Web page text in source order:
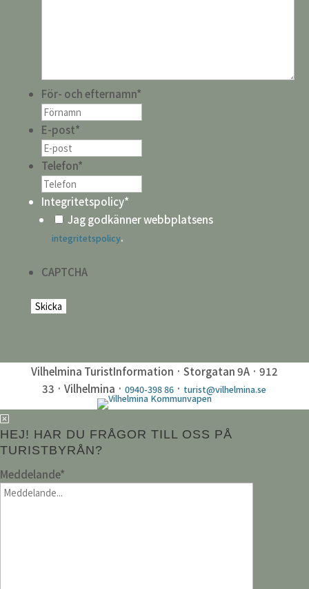
För- och efternamn*
E-post*
Telefon*
Integritetspolicy*
Jag godkänner webbplatsens
integritetspolicy.
CAPTCHA
Vilhelmina TuristInformation · Storgatan 9A · 912
33 · Vilhelmina ·0940-398 86 · turist@vilhelmina.se
HEJ! HAR DU FRÅGOR TILL OSS PÅ
TURISTBYRÅN?
Meddelande*